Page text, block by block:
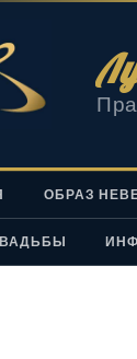
ОБРАЗ